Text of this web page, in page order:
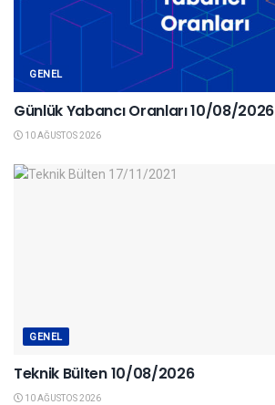
GENEL
Günlük Yabancı Oranları 10/08/2026
10 AĞUSTOS 2026
GENEL
Teknik Bülten 10/08/2026
10 AĞUSTOS 2026